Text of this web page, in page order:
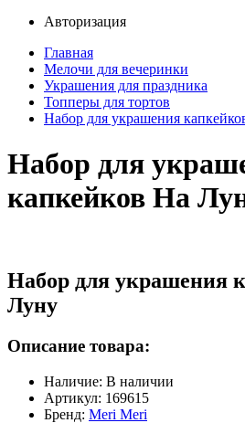
Авторизация
Главная
Мелочи для вечеринки
Украшения для праздника
Топперы для тортов
Набор для украшения
Набор для
капкейков На
Набор для украшения
Луну
Описание товара:
Наличие: В наличии
Артикул: 169615
Бренд: Meri Meri